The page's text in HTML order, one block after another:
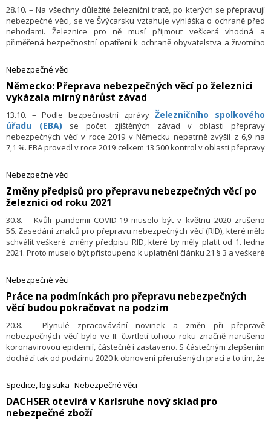
unie, Evropská železniční agentura (ERA) a 17 nestátních
mezinárodních organizací. Českou republiku zastupovali 2 zástupci,
když vedoucím delegace byl Ing. Knížek Luboš z Odboru drážní a vodní
dopravy MD.
28.10. – Na všechny důležité železniční tratě, po kterých se přepravují
nebezpečné věci, se ve Švýcarsku vztahuje vyhláška o ochraně před
nehodami. Železnice pro ně musí přijmout veškerá vhodná a
přiměřená bezpečnostní opatření k ochraně obyvatelstva a životního
dvacet let ukázal jako účinný nástroj pro hodnocení rizik. Rizika závisí
mimo jiné na frekvenci přepravy, rychlosti jízdy a hustotě populace
podél železničních tratí. Data jsou vyhodnocována každé tři až čtyři
roky. Nové výsledky jsou optimistické.
Nebezpečné věci
Německo: Přeprava nebezpečných věcí po železnici
vykázala mírný nárůst závad
13.10. – Podle bezpečnostní zprávy Železničního spolkového
úřadu (EBA) se počet zjištěných závad v oblasti přepravy
nebezpečných věcí v roce 2019 v Německu nepatrně zvýšil z 6,9 na
7,1 %. EBA provedl v roce 2019 celkem 13 500 kontrol v oblasti přepravy
i další subjekty podle zákona o nebezpečných věcech, jako jsou
odesílatelé, provozovatelé, dopravci a přepravci.
Nebezpečné věci
Změny předpisů pro přepravu nebezpečných věcí po
železnici od roku 2021
30.8. – Kvůli pandemii COVID-19 muselo být v květnu 2020 zrušeno
56. Zasedání znalců pro přepravu nebezpečných věcí (RID), které mělo
schválit veškeré změny předpisu RID, které by měly platit od 1. ledna
2021. Proto muselo být přistoupeno k uplatnění článku 21 § 3 a veškeré
Ústřední úřadOTIF
června 2020. Do tohoto termínu přišlo 33 hlasů, které se změnami
souhlasily, čímž bylo quorum dle článku 21 splněno.
Nebezpečné věci
​Práce na podmínkách pro přepravu nebezpečných
věcí budou pokračovat na podzim
20.8. – Plynulé zpracovávání novinek a změn při přepravě
nebezpečných věcí bylo ve II. čtvrtletí tohoto roku značně narušeno
koronavirovou epidemií, částečně i zastaveno. S částečným zlepšením
dochází tak od podzimu 2020 k obnovení přerušených prací a to tím, že
práci.
Spedice, logistika Nebezpečné věci
DACHSER otevírá v Karlsruhe nový sklad pro
nebezpečné zboží